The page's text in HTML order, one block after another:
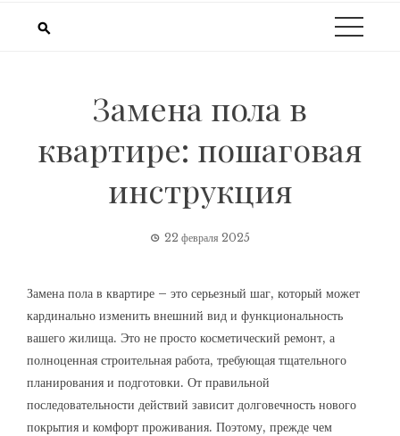
Замена пола в
квартире: пошаговая
инструкция
22 февраля 2025
Замена пола в квартире – это серьезный шаг, который может
кардинально изменить внешний вид и функциональность
вашего жилища. Это не просто косметический ремонт, а
полноценная строительная работа, требующая тщательного
планирования и подготовки. От правильной
последовательности действий зависит долговечность нового
покрытия и комфорт проживания. Поэтому, прежде чем